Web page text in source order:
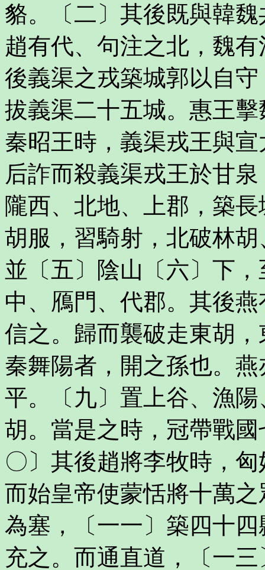
貉。〔二〕其後既與韓
趙有代、句注之北，魏
後義渠之戎築城郭以自
拔義渠二十五城。惠王
秦昭王時，義渠戎王與
后詐而殺義渠戎王於甘
隴西、北地、上郡，築
胡服，習騎射，北破林
並〔五〕陰山〔六〕下
中、鴈門、代郡。其後
信之。歸而襲破走東胡
秦舞陽者，開之孫也。
平。〔九〕置上谷、漁
胡。當是之時，冠帶戰
〇〕其後趙將李牧時，
而始皇帝使蒙恬將十萬
為塞，〔一一〕築四十
充之。而通直道，〔一